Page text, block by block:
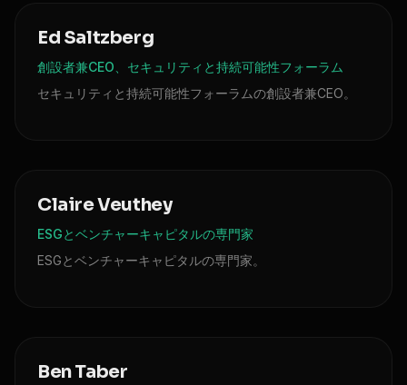
Ed Saltzberg
創設者兼CEO、セキュリティと持続可能性フォーラム
セキュリティと持続可能性フォーラムの創設者兼CEO。
Claire Veuthey
ESGとベンチャーキャピタルの専門家
ESGとベンチャーキャピタルの専門家。
Ben Taber